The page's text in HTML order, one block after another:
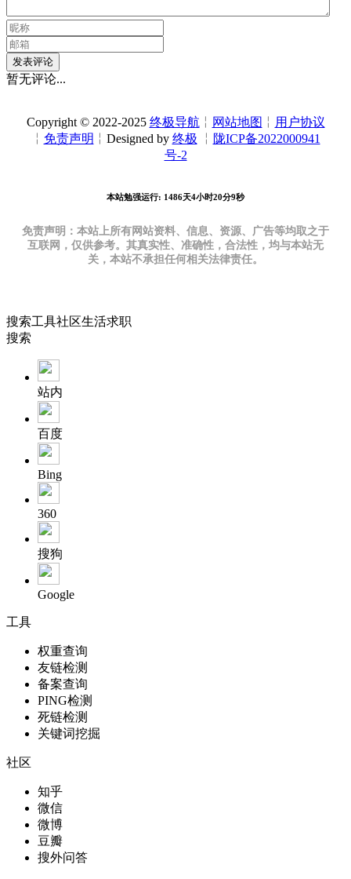
发表评论
暂无评论...
Copyright © 2022-2025 终极导航 ╎ 网站地图 ╎ 用户协议
╎ 免责声明 ╎Designed by 终极 ╎ 陇ICP备2022000941
号-2
本站勉强运行: 1486天4小时20分10秒
免责声明：本站上所有网站资料、信息、资源、广告等均取之于
互联网，仅供参考。其真实性、准确性，合法性，均与本站无
关，本站不承担任何相关法律责任。
搜索工具社区生活求职
搜索
站内
百度
Bing
360
搜狗
Google
工具
权重查询
友链检测
备案查询
PING检测
死链检测
关键词挖掘
社区
知乎
微信
微博
豆瓣
搜外问答